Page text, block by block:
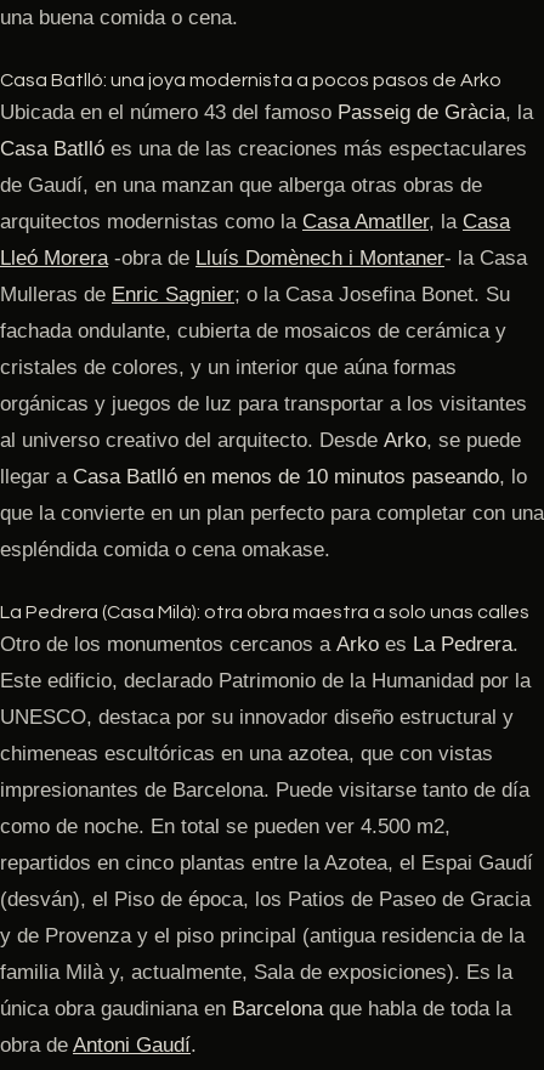
una buena comida o cena.
Casa Batlló: una joya modernista a pocos pasos de Arko
Ubicada en el número 43 del famoso Passeig de Gràcia, la
Casa Batlló es una de las creaciones más espectaculares
de Gaudí, en una manzan que alberga otras obras de
arquitectos modernistas como la Casa Amatller, la Casa
Lleó Morera -obra de Lluís Domènech i Montaner- la Casa
Mulleras de Enric Sagnier; o la Casa Josefina Bonet. Su
fachada ondulante, cubierta de mosaicos de cerámica y
cristales de colores, y un interior que aúna formas
orgánicas y juegos de luz para transportar a los visitantes
al universo creativo del arquitecto. Desde Arko, se puede
llegar a Casa Batlló en menos de 10 minutos paseando, lo
que la convierte en un plan perfecto para completar con una
espléndida comida o cena omakase.
La Pedrera (Casa Milà): otra obra maestra a solo unas calles
Otro de los monumentos cercanos a Arko es La Pedrera.
Este edificio, declarado Patrimonio de la Humanidad por la
UNESCO, destaca por su innovador diseño estructural y
chimeneas escultóricas en una azotea, que con vistas
impresionantes de Barcelona. Puede visitarse tanto de día
como de noche. En total se pueden ver 4.500 m2,
repartidos en cinco plantas entre la Azotea, el Espai Gaudí
(desván), el Piso de época, los Patios de Paseo de Gracia
y de Provenza y el piso principal (antigua residencia de la
familia Milà y, actualmente, Sala de exposiciones). Es la
única obra gaudiniana en Barcelona que habla de toda la
obra de Antoni Gaudí.